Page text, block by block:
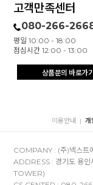
고객만족센터
080-266-
평일 10:00 - 18:00
점심시간 12:00 - 13:00
상품문의 바로가기
이용안내 | 개
COMPANY : (주)넥스트
ADDRESS : 경기도 용인
TOWER)